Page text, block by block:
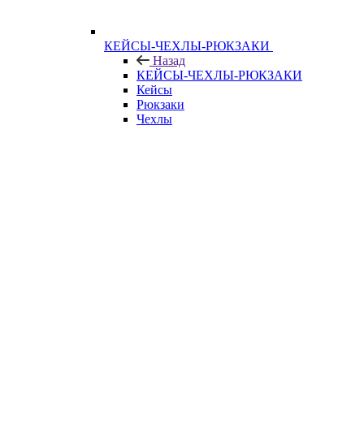
КЕЙСЫ-ЧЕХЛЫ-РЮКЗАКИ
Назад
КЕЙСЫ-ЧЕХЛЫ-РЮКЗАКИ
Кейсы
Рюкзаки
Чехлы